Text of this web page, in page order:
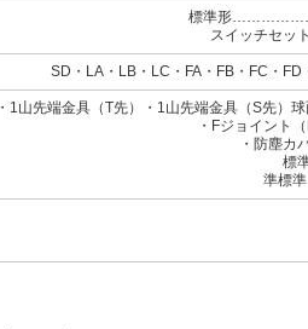
標準形
スイッチセ
SD・LA・LB・LC・FA・FB・FC・
・1山先端金具（T先）・1山先端金具（S先）
・Fジョイント
・防塵カ
標準：ナ
準標準：クロロ